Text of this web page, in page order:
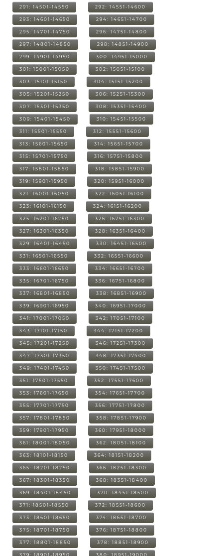
291: 14501-14550 292: 14551-14600
293: 14601-14650 294: 14651-14700
295: 14701-14750 296: 14751-14800
297: 14801-14850 298: 14851-14900
299: 14901-14950 300: 14951-15000
301: 15001-15050 302: 15051-15100
303: 15101-15150 304: 15151-15200
305: 15201-15250 306: 15251-15300
307: 15301-15350 308: 15351-15400
309: 15401-15450 310: 15451-15500
311: 15501-15550 312: 15551-15600
313: 15601-15650 314: 15651-15700
315: 15701-15750 316: 15751-15800
317: 15801-15850 318: 15851-15900
319: 15901-15950 320: 15951-16000
321: 16001-16050 322: 16051-16100
323: 16101-16150 324: 16151-16200
325: 16201-16250 326: 16251-16300
327: 16301-16350 328: 16351-16400
329: 16401-16450 330: 16451-16500
331: 16501-16550 332: 16551-16600
333: 16601-16650 334: 16651-16700
335: 16701-16750 336: 16751-16800
337: 16801-16850 338: 16851-16900
339: 16901-16950 340: 16951-17000
341: 17001-17050 342: 17051-17100
343: 17101-17150 344: 17151-17200
345: 17201-17250 346: 17251-17300
347: 17301-17350 348: 17351-17400
349: 17401-17450 350: 17451-17500
351: 17501-17550 352: 17551-17600
353: 17601-17650 354: 17651-17700
355: 17701-17750 356: 17751-17800
357: 17801-17850 358: 17851-17900
359: 17901-17950 360: 17951-18000
361: 18001-18050 362: 18051-18100
363: 18101-18150 364: 18151-18200
365: 18201-18250 366: 18251-18300
367: 18301-18350 368: 18351-18400
369: 18401-18450 370: 18451-18500
371: 18501-18550 372: 18551-18600
373: 18601-18650 374: 18651-18700
375: 18701-18750 376: 18751-18800
377: 18801-18850 378: 18851-18900
379: 18901-18950 380: 18951-19000